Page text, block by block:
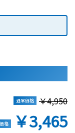
通常価格 ￥4,950
格 ￥3,465